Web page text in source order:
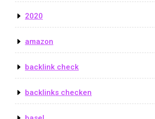
2020
amazon
backlink check
backlinks checken